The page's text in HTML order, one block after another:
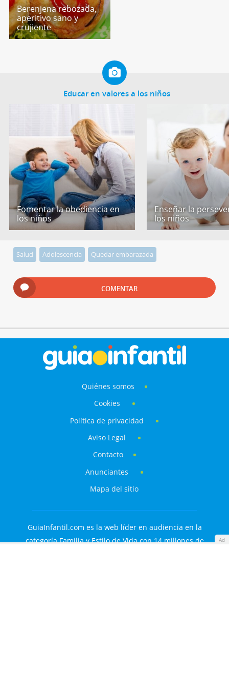
Berenjena rebozada,
aperitivo sano y
crujiente
Educar en valores a los niños
Fomentar la obediencia en
los niños
Enseñar la
los niños
Salud Adolescencia Quedar embarazada
COMENTAR
Ad
Quiénes somos
Cookies
Política de privacidad
Aviso Legal
Contacto
Anunciantes
Mapa del sitio
GuiaInfantil.com es la web líder en audiencia en la
categoría Familia y Estilo de Vida con 14 millones de